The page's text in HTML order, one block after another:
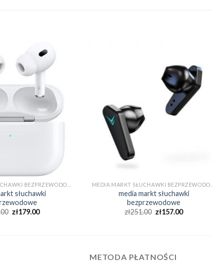
słuchawki
zł179.00
media markt słuchawki
bezprzewodowe
zł251.00 zł157.00
METODA PŁATNOŚCI